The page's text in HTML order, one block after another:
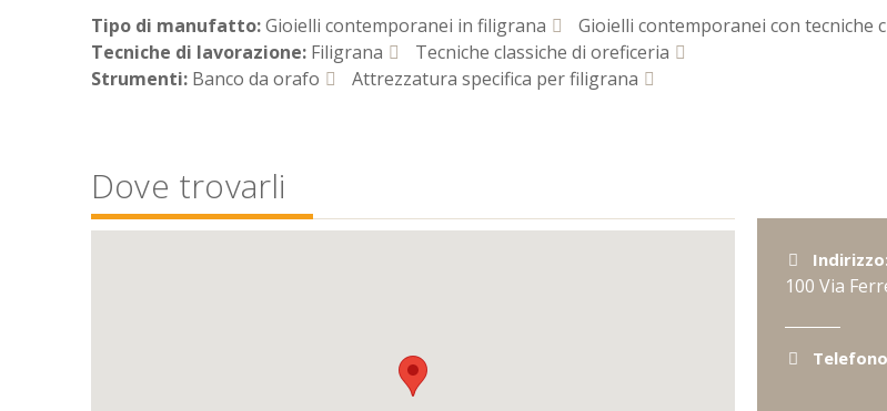
Tipo di manufatto:Gioielli contemporanei in filigrana
Gioielli contemporanei con tecniche
Tecniche di lavorazione: Filigrana
Tecniche classiche di oreficeria
Strumenti: Banco da orafo Attrezzatura specifica per filigrana
Dove trovarli
Indirizzo:
100 Via